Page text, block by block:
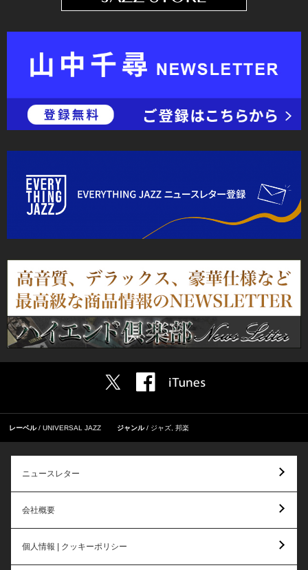
レーベル UNIVERSAL JAZZ ジャンル ジャズ 邦楽
ニュースレター
会社概要
個人情報 | クッキーポリシー